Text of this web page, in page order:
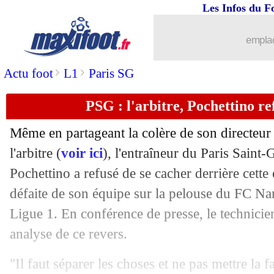
Actu foot> L1 > Paris SG
Les Infos du
PSG : l'arbitre, Pochettino
Même en partageant la colère de son
l'arbitre (voir ici), l'entraîneur du Paris Saint-
Pochettino a refusé de se cacher derrière
défaite de son équipe sur la pelouse du FC
Ligue 1. En conférence de presse, le
analyse de ce revers.
"Il faut séparer les choses et ne pas mettre la
: St Etienne-Strasbourg, les
20/02 L1
20/02 L1: Lorient-Montpellier, les compos
20/02 : Boateng confirme la version
20/02 PSG: Ménès allume aussi l'arbitre
20/02 Chelsea: Mendy et son rôle de
20/02 Man Utd: Ronaldo ne serait pas
20/02 Metz: Lizarazu comprend Antonetti,